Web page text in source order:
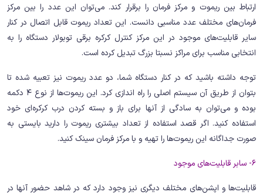
ارتباط بین ریموت و مرکز فرمان را برقرار کند. می‌توان این عدد را بین مرکز
فرمان‌های مختلف عدد مناسبی دانست. این تعداد ریموت قابل اتصال در کنار
سایر قابلیت‌های موجود در این مرکز کنترل کرکره برقی توبولار دستگاه را به
انتخابی مناسب برای مراکز نسبتا بزرگ تبدیل کرده است.
توجه داشته باشید که در کنار دستگاه شما، دو عدد ریموت نیز تعبیه شده تا
بتوان از طریق آن سیستم اصلی را راه اندازی کرد. این ریموت‌ها از نوع 4 دکمه
بوده و می‌توان به سادگی از آنها برای باز و بسته کردن درب کرکره‌ای خود
استفاده کنید. اگر قصد استفاده از تعداد بیشتری ریموت را دارید بایستی به
صورت جداگانه این ریموت‌ها را تهیه و با مرکز فرمان سینک کنید.
6- سابر قابلیت‌های موجود
قابلیت‌ها و اپشن‌های مختلف دیگری نیز وجود دارد که در شاهد حضور آنها در